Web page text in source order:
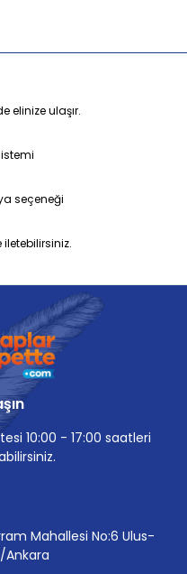
elinize ulaşır.
seçeneği
iletebilirsiniz.
10:00 - 17:00 saatleri
Mahallesi No:6 Ulus-
Ankara